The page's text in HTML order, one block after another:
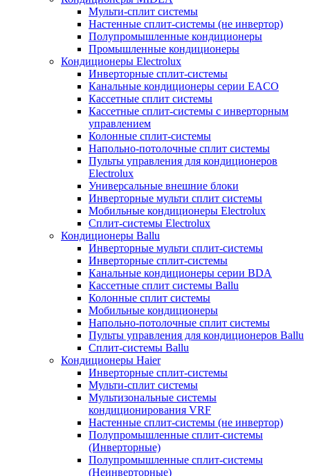
Мульти-сплит системы
Настенные сплит-системы (не инвертор)
Полупромышленные кондиционеры
Промышленные кондиционеры
Кондиционеры Electrolux
Инверторные сплит-системы
Канальные кондиционеры серии EACO
Кассетные сплит системы
Кассетные сплит-системы с инверторным
управлением
Колонные сплит-системы
Напольно-потолочные сплит системы
Пульты управления для кондиционеров
Electrolux
Универсальные внешние блоки
Инверторные мульти сплит системы
Мобильные кондиционеры Electrolux
Сплит-системы Electrolux
Кондиционеры Ballu
Инверторные мульти сплит-системы
Инверторные сплит-системы
Канальные кондиционеры серии BDA
Кассетные сплит системы Ballu
Колонные сплит системы
Мобильные кондиционеры
Напольно-потолочные сплит системы
Пульты управления для кондиционеров Ballu
Сплит-системы Ballu
Кондиционеры Haier
Инверторные сплит-системы
Мульти-сплит системы
Мультизональные системы
кондиционирования VRF
Настенные сплит-системы (не инвертор)
Полупромышленные сплит-системы
(Инверторные)
Полупромышленные сплит-системы
(Неинверторные)